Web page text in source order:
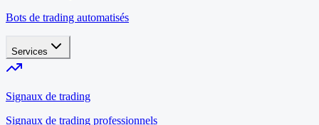
Bots de trading automatisés
Services
Signaux de trading
Signaux de trading professionnels